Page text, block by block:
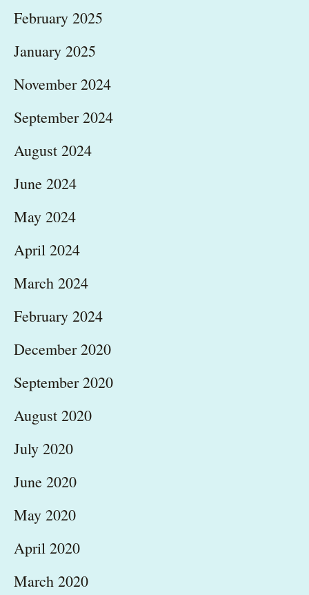
February 2025
January 2025
November 2024
September 2024
August 2024
June 2024
May 2024
April 2024
March 2024
February 2024
December 2020
September 2020
August 2020
July 2020
June 2020
May 2020
April 2020
March 2020